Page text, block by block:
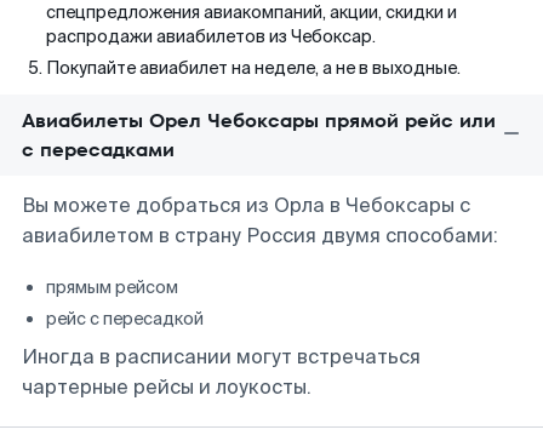
спецпредложения авиакомпаний, акции, скидки и
распродажи авиабилетов из Чебоксар.
Покупайте авиабилет на неделе, а не в выходные.
Авиабилеты Орел Чебоксары прямой рейс или
с пересадками
Вы можете добраться из Орла в Чебоксары с
авиабилетом в страну Россия двумя способами:
прямым рейсом
рейс с пересадкой
Иногда в расписании могут встречаться
чартерные рейсы и лоукосты.